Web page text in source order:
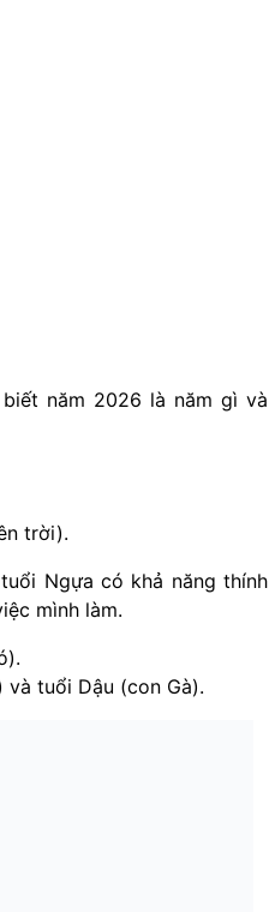
năm 2026 là năm gì và
trời).
Ngựa có khả năng thính
mình làm.
tuổi Dậu (con Gà).